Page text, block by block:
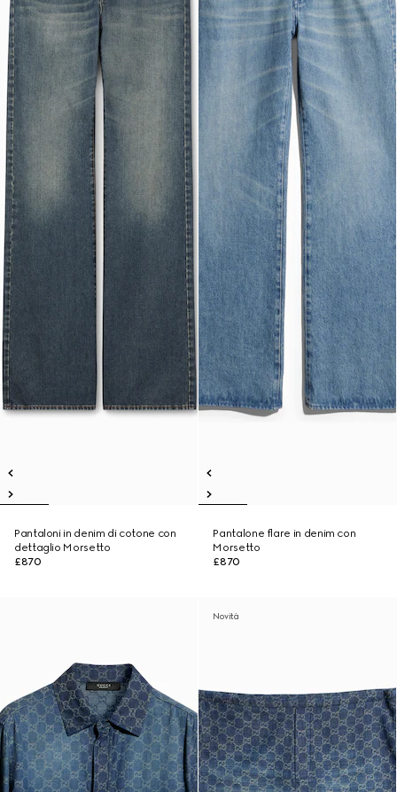
Pantaloni in denim di cotone con
dettaglio Morsetto
£870
Pantalone flare in denim con
Morsetto
£870
Novità